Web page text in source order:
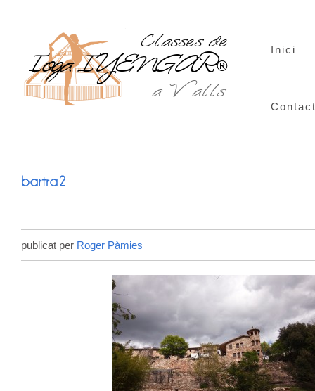
Inici
publicat per Roger Pàmies